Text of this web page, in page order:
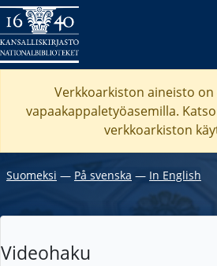
Verkkoarkiston aineisto on
vapaakappaletyöasemilla. Katso
verkkoarkiston
Suomeksi ― På svenska ― In English
Videohaku